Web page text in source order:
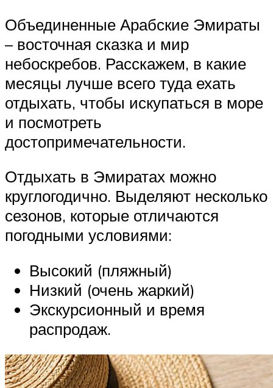
Объединенные Арабские Эмираты
– восточная сказка и мир
небоскребов. Расскажем, в какие
месяцы лучше всего туда ехать
отдыхать, чтобы искупаться в море
и посмотреть
достопримечательности.
Отдыхать в Эмиратах можно
круглогодично. Выделяют несколько
сезонов, которые отличаются
погодными условиями:
Высокий (пляжный)
Низкий (очень жаркий)
Экскурсионный и время
распродаж.